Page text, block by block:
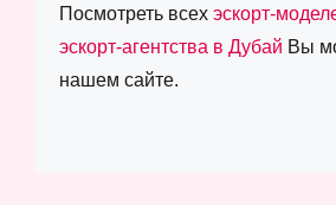
Посмотреть всех эскорт-
эскорт-агентства в Дубай Вы
нашем сайте.